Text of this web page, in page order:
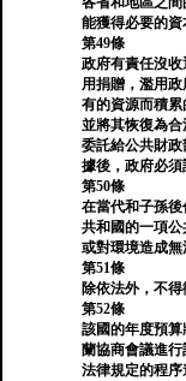
能獲得必要的資
第49條
政府有責任沒
用捐贈，濫用
有的資源而積累
並將其恢復為
委託給公共財
據後，政府必須
第50條
在當代和子孫
共和國的一項
或對環境造成無
第51條
除依法外，不得
第52條
該國的年度預
蘭協商會議進
法律規定的程序